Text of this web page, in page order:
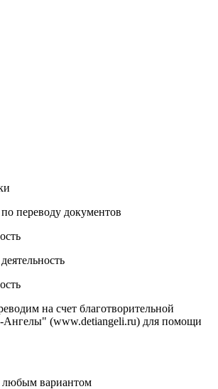
переводу документов
на счет благотворительной
Ангелы" (www.detiangeli.ru) для помощи
любым вариантом